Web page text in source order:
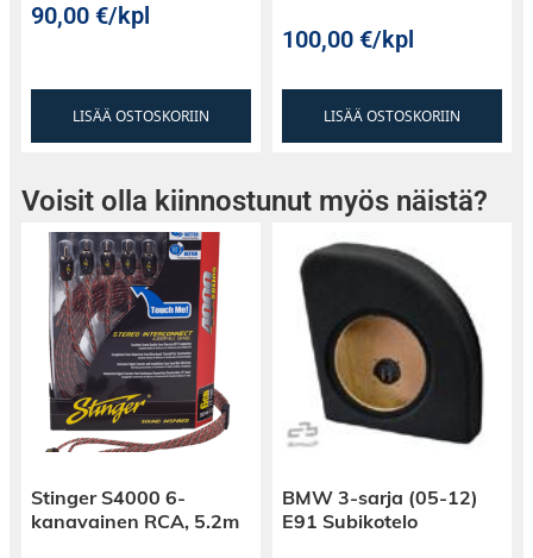
90,00€/kpl
LISÄÄ OSTOSKORIIN
100,00€/kpl
LISÄÄ OSTOSKORIIN
Voisit olla kiinnostunut myös näistä?
Stinger S4000 6-
kanavainen RCA, 5.2m
BMW 3-sarja (05-12)
E91 Subikotelo